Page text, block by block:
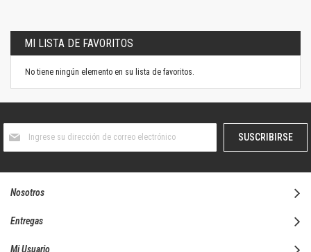
MI LISTA DE FAVORITOS
No tiene ningún elemento en su lista de favoritos.
boletín
SUSCRIBIRSE
Nosotros
Entregas
Mi Usuario